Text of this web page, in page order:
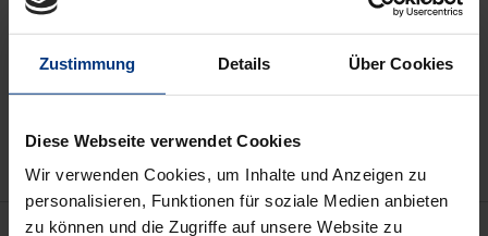
Zustimmung Details Über Cookies
Diese Webseite verwendet Cookies
Wir verwenden Cookies, um Inhalte und Anzeigen zu
personalisieren, Funktionen für soziale Medien anbieten
zu können und die Zugriffe auf unsere Website zu
In den Warenkorb
Zur Wunschliste hinzufügen
Beschreibung